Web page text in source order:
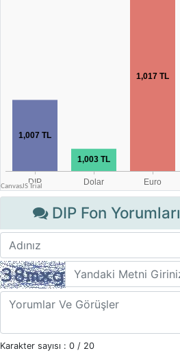
DIP Fon Yorumları
Karakter sayısı : 0 / 20